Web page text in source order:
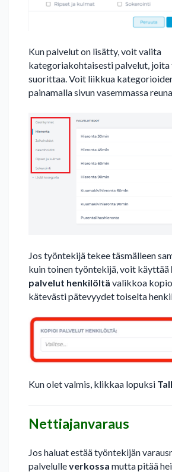
Kun palvelut on lisätty, voit valita
kategoriakohtaisesti palvelut,
suorittaa. Voit liikkua
painamalla sivun vasemmassa
Jos työntekijä tekee täsmälleen
kuin toinen työntekijä, voit käyttää
palvelut henkilöltä valikkoa
kätevästi pätevyydet toiselta
Kun olet valmis, klikkaa lopuksi
Nettiajanvaraus
Jos haluat estää työntekijän
palvelulleverkossa mutta pitää